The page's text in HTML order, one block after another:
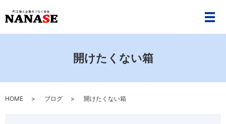
メ
開けたくない箱
HOME ブログ 開けたくない箱